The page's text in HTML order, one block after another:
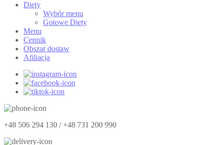
Diety
Wybór menu
Gotowe Diety
Menu
Cennik
Obszar dostaw
Afiliacja
+48 506 294 130 / +48 731 200 990